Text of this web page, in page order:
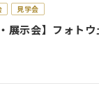
見学会
談・展示会】フォ